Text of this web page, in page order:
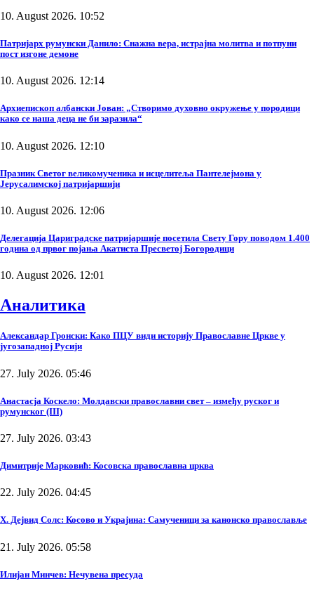
10. August 2026. 10:52
Патријарх румунски Данило: Снажна вера, истрајна молитва и потпуни
пост изгоне демоне
10. August 2026. 12:14
Архиепископ албански Јован: „Створимо духовно окружење у породици
како се наша деца не би заразила“
10. August 2026. 12:10
Празник Светог великомученика и исцелитеља Пантелејмона у
Јерусалимској патријаршији
10. August 2026. 12:06
Делегација Цариградске патријаршије посетила Свету Гору поводом 1.400
година од првог појања Акатиста Пресветој Богородици
10. August 2026. 12:01
Аналитика
Александар Гронски: Како ПЦУ види историју Православне Цркве у
југозападној Русији
27. July 2026. 05:46
Анастасја Коскело: Молдавски православни свет – између руског и
румунског (III)
27. July 2026. 03:43
Димитрије Марковић: Косовска православна црква
22. July 2026. 04:45
Х. Дејвид Солс: Косово и Украјина: Самученици за канонско православље
21. July 2026. 05:58
Илијан Минчев: Нечувена пресуда